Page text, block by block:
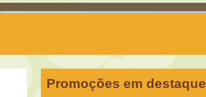
Promoções em destaque